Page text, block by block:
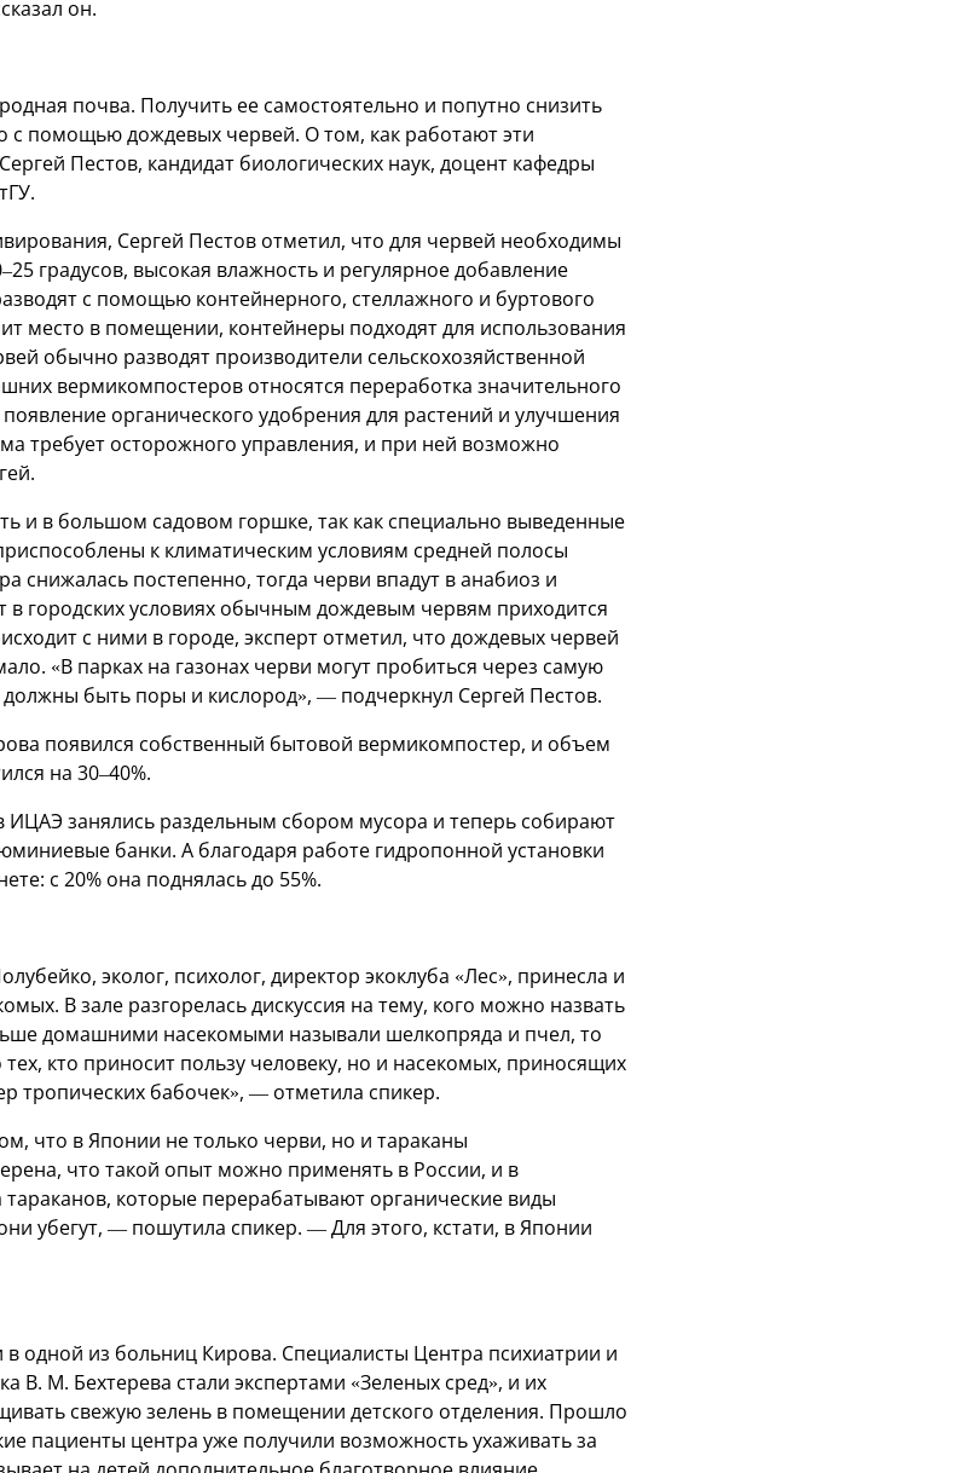
он.
почва. Получить ее самостоятельно и попутно снизить
с помощью дождевых червей. О том, как работают эти
Пестов, кандидат биологических наук, доцент кафедры
Сергей Пестов отметил, что для червей необходимы
градусов, высокая влажность и регулярное добавление
с помощью контейнерного, стеллажного и буртового
место в помещении, контейнеры подходят для использования
обычно разводят производители сельскохозяйственной
вермикомпостеров относятся переработка значительного
органического удобрения для растений и улучшения
требует осторожного управления, и при ней возможно
и в большом садовом горшке, так как специально выведенные
к климатическим условиям средней полосы
снижалась постепенно, тогда черви впадут в анабиоз и
в городских условиях обычным дождевым червям приходится
с ними в городе, эксперт отметил, что дождевых червей
«В парках на газонах черви могут пробиться через самую
быть поры и кислород», — подчеркнул Сергей Пестов.
появился собственный бытовой вермикомпостер, и объем
на 30–40%.
занялись раздельным сбором мусора и теперь собирают
банки. А благодаря работе гидропонной установки
с 20% она поднялась до 55%.
эколог, психолог, директор экоклуба «Лес», принесла и
В зале разгорелась дискуссия на тему, кого можно назвать
домашними насекомыми называли шелкопряда и пчел, то
кто приносит пользу человеку, но и насекомых, приносящих
тропических бабочек», — отметила спикер.
что в Японии не только черви, но и тараканы
что такой опыт можно применять в России, и в
тараканов, которые перерабатывают органические виды
убегут, — пошутила спикер. — Для этого, кстати, в Японии
в одной из больниц Кирова. Специалисты Центра психиатрии и
В. М. Бехтерева стали экспертами «Зеленых сред», и их
свежую зелень в помещении детского отделения. Прошло
пациенты центра уже получили возможность ухаживать за